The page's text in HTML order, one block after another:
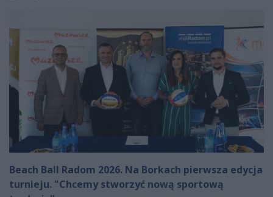
Beach Ball Radom 2026. Na Borkach pierwsza edycja
turnieju. "Chcemy stworzyć nową sportową